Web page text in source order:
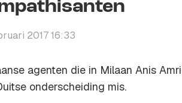
2017 16:33
agenten die in Milaan Anis
onderscheiding mis.